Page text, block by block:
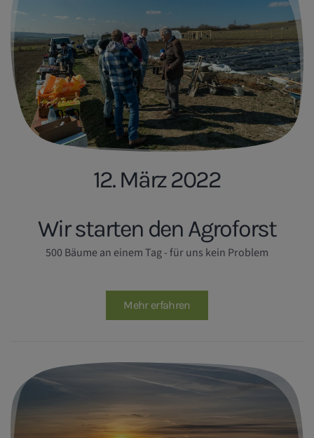
12. März 2022
Wir starten den Agroforst
500 Bäume an einem Tag - für uns kein Problem
Mehr erfahren